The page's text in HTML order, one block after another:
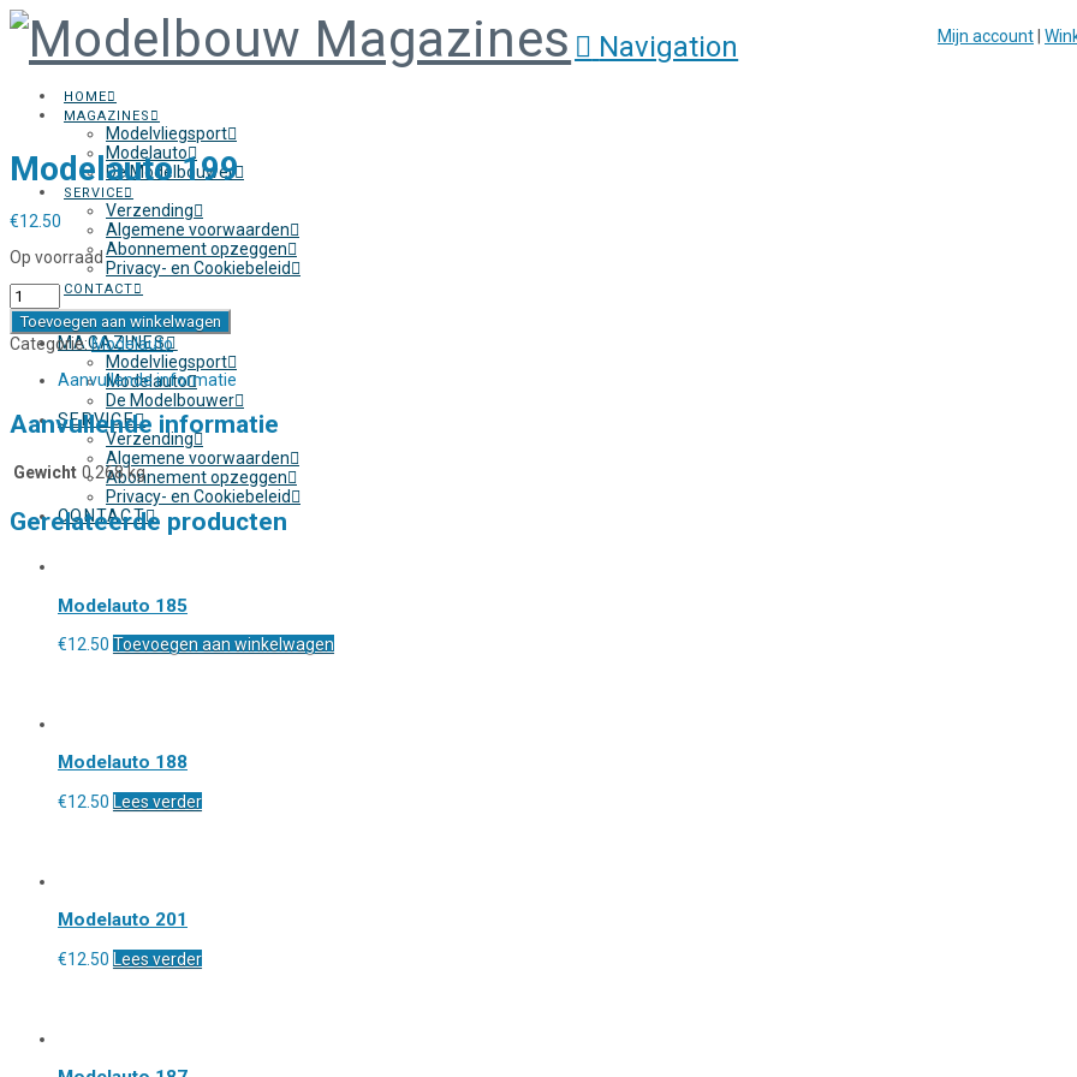
Mijn account
Navigation
HOME
MAGAZINES
Modelvliegsport
Modelauto
De Modelbouwer
SERVICE
Verzending
Algemene voorwaarden
Abonnement opzeggen
Privacy- en Cookiebeleid
CONTACT
HOME
MAGAZINES
Modelvliegsport
Modelauto
De Modelbouwer
SERVICE
Verzending
Algemene voorwaarden
Abonnement opzeggen
Privacy- en Cookiebeleid
CONTACT
Modelauto 199
€12.50
Op voorraad
Modelauto
199
aantal
Toevoegen aan winkelwagen
Categorie:Modelauto
Aanvullende informatie
Aanvullende informatie
Gewicht 0.268 kg
Gerelateerde producten
Modelauto 185
€12.50 Toevoegen aan winkelwagen
Modelauto 188
€12.50 Lees verder
Modelauto 201
€12.50 Lees verder